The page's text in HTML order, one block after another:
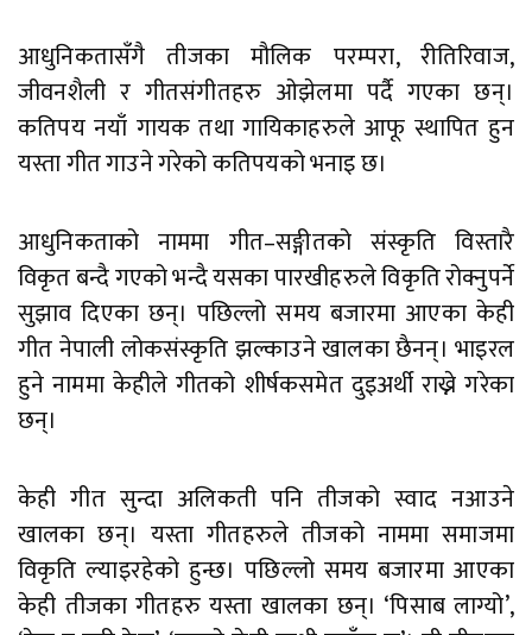
आधुनिकतासँगै तीजका मौलिक परम्परा, रीतिरिवाज,
जीवनशैली र गीतसंगीतहरु ओझेलमा पर्दै गएका छन्।
कतिपय नयाँ गायक तथा गायिकाहरुले आफू स्थापित हुन
यस्ता गीत गाउने गरेको कतिपयको भनाइ छ।
आधुनिकताको नाममा गीत–सङ्गीतको संस्कृति विस्तारै
विकृत बन्दै गएको भन्दै यसका पारखीहरुले विकृति रोक्नुपर्ने
सुझाव दिएका छन्। पछिल्लो समय बजारमा आएका केही
गीत नेपाली लोकसंस्कृति झल्काउने खालका छैनन्। भाइरल
हुने नाममा केहीले गीतको शीर्षकसमेत दुइअर्थी राख्ने गरेका
छन्।
केही गीत सुन्दा अलिकती पनि तीजको स्वाद नआउने
खालका छन्। यस्ता गीतहरुले तीजको नाममा समाजमा
विकृति ल्याइरहेको हुन्छ। पछिल्लो समय बजारमा आएका
केही तीजका गीतहरु यस्ता खालका छन्। ‘पिसाब लाग्यो’,